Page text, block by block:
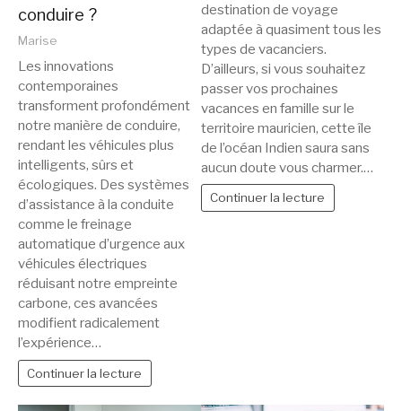
conduire ?
Marise
Les innovations
contemporaines
transforment profondément
notre manière de conduire,
rendant les véhicules plus
intelligents, sûrs et
écologiques. Des systèmes
d’assistance à la conduite
comme le freinage
automatique d’urgence aux
véhicules électriques
réduisant notre empreinte
carbone, ces avancées
modifient radicalement
l’expérience…
Continuer la lecture
destination de voyage
adaptée à quasiment tous les
types de vacanciers.
D’ailleurs, si vous souhaitez
passer vos prochaines
vacances en famille sur le
territoire mauricien, cette île
de l’océan Indien saura sans
aucun doute vous charmer.…
Continuer la lecture